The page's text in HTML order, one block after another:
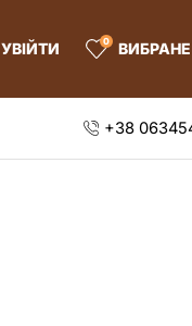
УВІЙТИ 0 ВИБРАНЕ
+38